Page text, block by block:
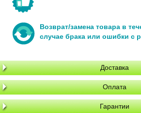
Возврат/замена товара в
случае брака или ошибки с
Доставка
Оплата
Гарантии